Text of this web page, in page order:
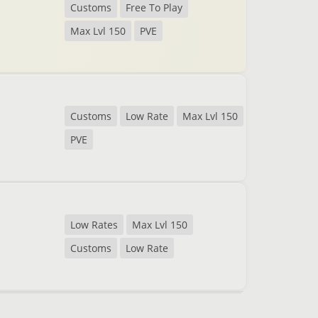
Customs
Free To Play
Max Lvl 150
PVE
Customs Low Rate
Max Lvl 150
PVE
Low Rates
Max Lvl 150
Customs
Low Rate